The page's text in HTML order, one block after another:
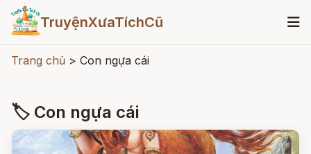
TruyệnXưaTíchCũ
Trang chủ > Con ngựa cái
🏷 Con ngựa cái